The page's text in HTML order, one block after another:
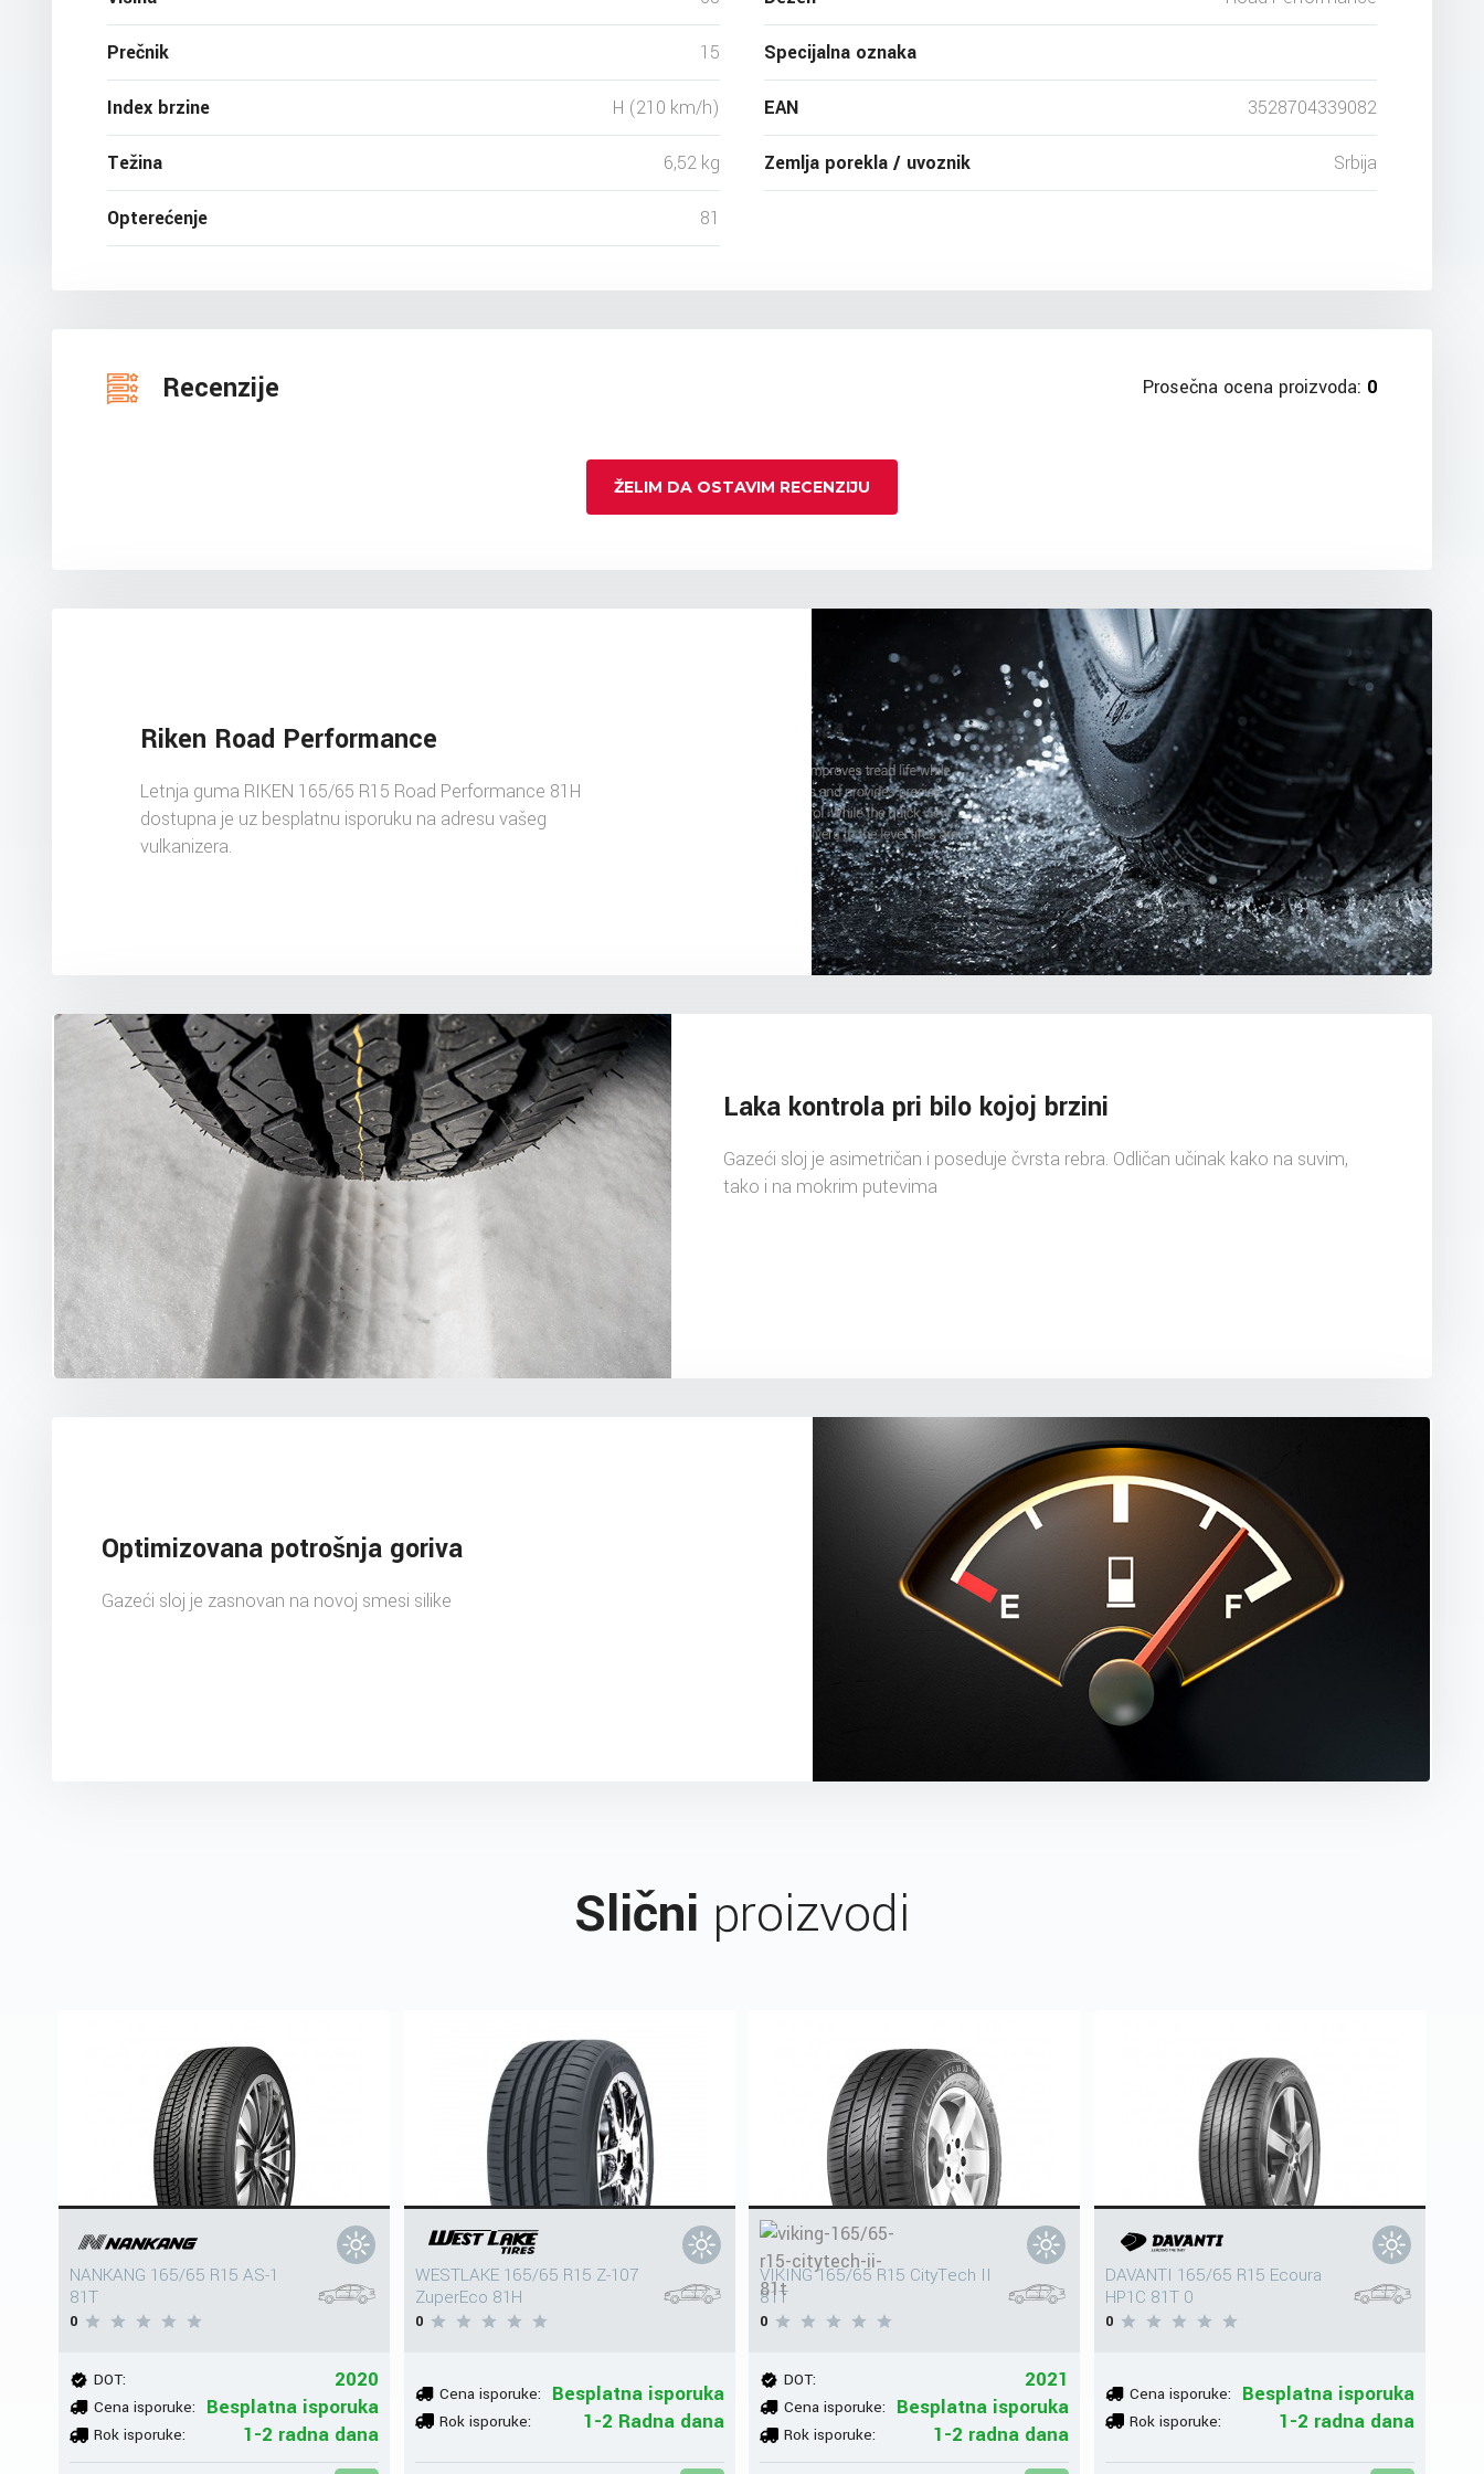
Prečnik 15
Index brzine H (210 km/h)
Težina 6,52 kg
Opterećenje 81
Specijalna oznaka
EAN 3528704339082
Zemlja porekla / uvoznik Srbija
Recenzije Prosečna ocena proizvoda: 0
ŽELIM DA OSTAVIM RECENZIJU
Riken Road Performance
Letnja guma RIKEN 165/65 R15 Road Performance 81H
dostupna je uz besplatnu isporuku na adresu vašeg
vulkanizera.
Laka kontrola pri bilo kojoj brzini
Gazeći sloj je asimetričan i poseduje čvrsta rebra. Odličan učinak kako na suvim,
tako i na mokrim putevima
Optimizovana potrošnja goriva
Gazeći sloj je zasnovan na novoj smesi silike
Slični proizvodi
NANKANG 165/65 R15 AS-1
81T
0
DOT: 2020
Cena isporuke: Besplatna isporuka
Rok isporuke: 1-2 radna dana
WESTLAKE 165/65 R15 Z-107
ZuperEco 81H
0
Cena isporuke: Besplatna isporuka
Rok isporuke: 1-2 Radna dana
VIKING 165/65 R15 CityTech II
81T
0
DOT: 2021
Cena isporuke: Besplatna isporuka
Rok isporuke: 1-2 radna dana
DAVANTI 165/65 R15 Ecoura
HP1C 81T 0
0
Cena isporuke: Besplatna isporuka
Rok isporuke: 1-2 radna dana